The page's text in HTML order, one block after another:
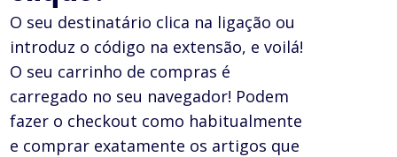
O seu destinatário clica na ligação ou
introduz o código na extensão, e voilá!
O seu carrinho de compras é
carregado no seu navegador! Podem
fazer o checkout como habitualmente
e comprar exatamente os artigos que